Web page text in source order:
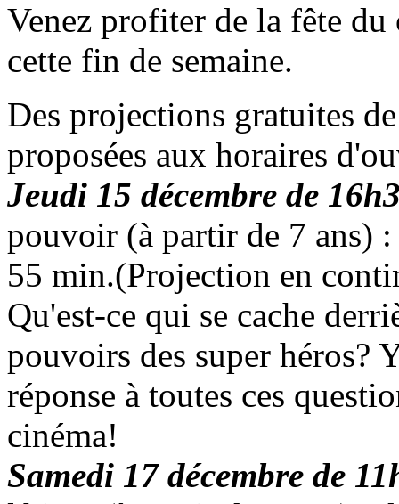
Venez profiter de la fête
cette fin de semaine.
Des projections gratuites
proposées aux horaires
Jeudi 15 décembre de
pouvoir (à partir de 7 ans) :
55 min.(Projection en
Qu'est-ce qui se cache
pouvoirs des super héros?
réponse à toutes ces
cinéma!
Samedi 17 décembre de